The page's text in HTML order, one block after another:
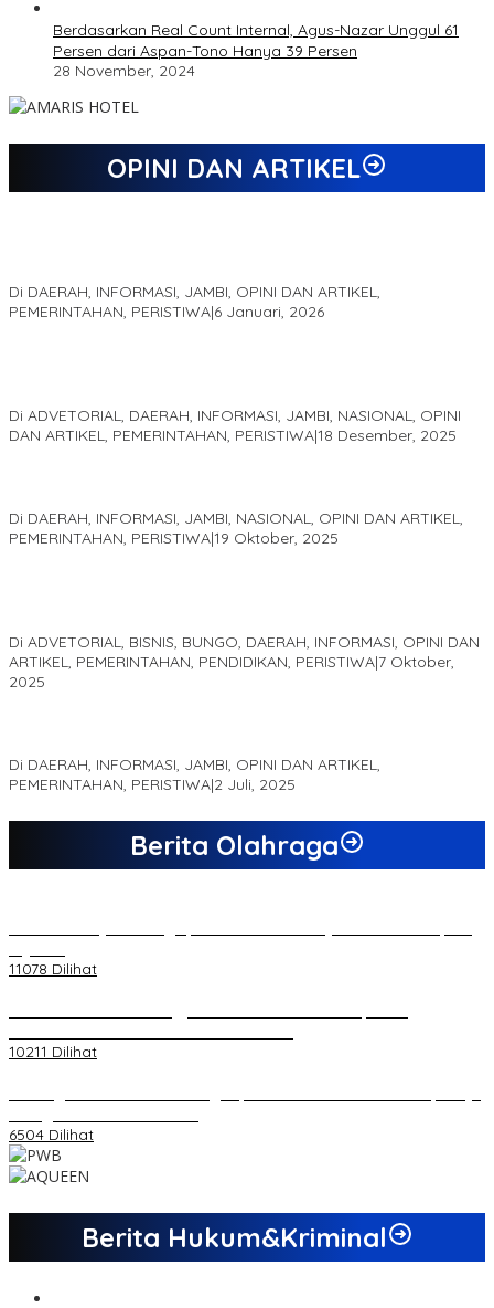
Berdasarkan Real Count Internal, Agus-Nazar Unggul 61
Persen dari Aspan-Tono Hanya 39 Persen
28 November, 2024
OPINI DAN ARTIKEL
Di DAERAH, INFORMASI, JAMBI, OPINI DAN ARTIKEL,
PEMERINTAHAN, PERISTIWA|6 Januari, 2026
Di ADVETORIAL, DAERAH, INFORMASI, JAMBI, NASIONAL, OPINI
DAN ARTIKEL, PEMERINTAHAN, PERISTIWA|18 Desember, 2025
Di DAERAH, INFORMASI, JAMBI, NASIONAL, OPINI DAN ARTIKEL,
PEMERINTAHAN, PERISTIWA|19 Oktober, 2025
Di ADVETORIAL, BISNIS, BUNGO, DAERAH, INFORMASI, OPINI DAN
ARTIKEL, PEMERINTAHAN, PENDIDIKAN, PERISTIWA|7 Oktober,
2025
Di DAERAH, INFORMASI, JAMBI, OPINI DAN ARTIKEL,
PEMERINTAHAN, PERISTIWA|2 Juli, 2025
Berita Olahraga
11078 Dilihat
10211 Dilihat
6504 Dilihat
Berita Hukum&Kriminal